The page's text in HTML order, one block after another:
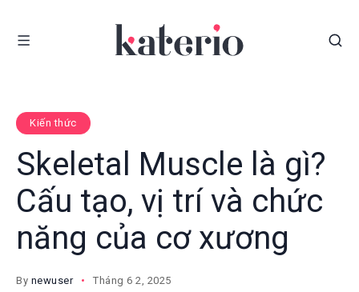
Kiến thức
Skeletal Muscle là gì?
Cấu tạo, vị trí và chức
năng của cơ xương
By newuser Tháng 6 2, 2025